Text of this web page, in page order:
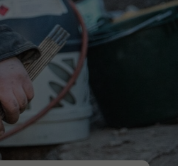
Produktionsstrategi​
Layout​
Kvalitet
Förbättringsarbete
Affärsutveckling
Affärsmodeller
Säljstrategi ​